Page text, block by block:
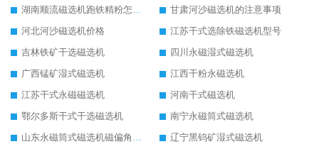
湖南顺流磁选机跑铁精粉怎么处理
甘肃河沙磁选机的注意事项
河北河沙磁选机价格
江苏干式选除铁磁选机型号
吉林铁矿干选磁选机
四川永磁湿式磁选机
广西锰矿湿式磁选机
江西干粉永磁选机
江苏干式永磁磁选机
河南干式磁选机
鄂尔多斯干式干选磁选机
南宁永磁筒式磁选机
山东永磁筒式磁选机磁偏角怎么调整
辽宁黑钨矿湿式磁选机